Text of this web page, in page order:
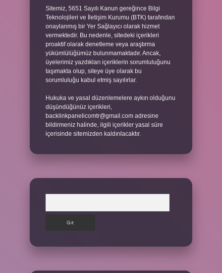
Sitemiz, 5651 Sayılı Kanun gereğince Bilgi
Teknolojileri ve İletişim Kurumu (BTK) tarafından
onaylanmış bir Yer Sağlayıcı olarak hizmet
vermektedir. Bu nedenle, sitedeki içerikleri
proaktif olarak denetleme veya araştırma
yükümlülüğümüz bulunmamaktadır. Ancak,
üyelerimiz yazdıkları içeriklerin sorumluluğunu
taşımakta olup, siteye üye olarak bu
sorumluluğu kabul etmiş sayılırlar.
Hukuka ve yasal düzenlemelere aykırı olduğunu
düşündüğünüz içerikleri,
backlinkpanelicomtr@gmail.com adresine
bildirmeniz halinde, ilgili içerikler yasal süre
içerisinde sitemizden kaldırılacaktır.